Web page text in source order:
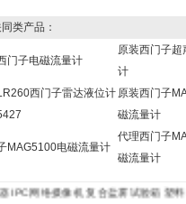
类产品：
门子电磁流量计
原装西门子超
计
西门子雷达液位计 原装西门子
磁流量计
MAG5100电磁流量计
代理西门子
磁流量计
器IPC网络摄像机 复合盐雾试验箱